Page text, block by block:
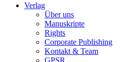
Verlag
Über uns
Manuskripte
Rights
Corporate Publishing
Kontakt & Team
GPSR